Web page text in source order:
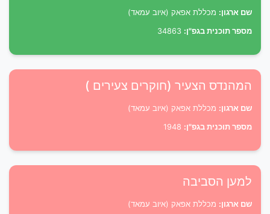
שם ארגון: מכללת אפאק (איוב עמאד)
מספר תוכנית בגפ"ן:
המהנדס הצעיר (חוקרים צעירים )
שם ארגון: מכללת אפאק (איוב עמאד)
מספר תוכנית בגפ"ן:
למען הסביבה
שם ארגון: מכללת אפאק (איוב עמאד)